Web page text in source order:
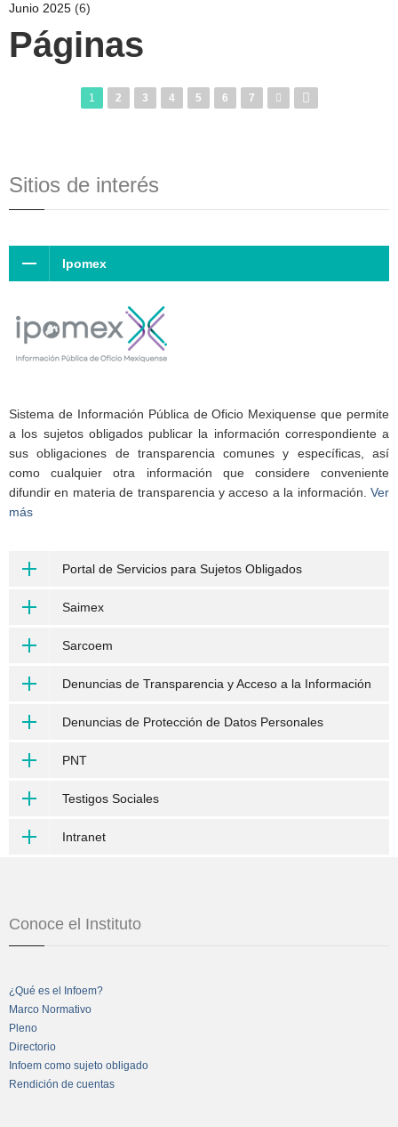
Junio 2025 (6)
Páginas
1 2 3 4 5 6 7
Sitios de interés
Ipomex
Sistema de Información Pública de Oficio Mexiquense que permite
a los sujetos obligados publicar la información correspondiente a
sus obligaciones de transparencia comunes y específicas, así
como cualquier otra información que considere conveniente
difundir en materia de transparencia y acceso a la información. Ver
más
Portal de Servicios para Sujetos Obligados
Saimex
Sarcoem
Denuncias de Transparencia y Acceso a la Información
Denuncias de Protección de Datos Personales
PNT
Testigos Sociales
Intranet
Conoce el Instituto
¿Qué es el Infoem?
Marco Normativo
Pleno
Directorio
Infoem como sujeto obligado
Rendición de cuentas